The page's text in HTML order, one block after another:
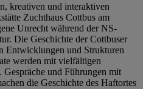
kreativen und interaktiven
Zuchthaus Cottbus am
Unrecht während der NS-
Die Geschichte der Cottbuser
Entwicklungen und Strukturen
werden mit vielfältigen
und Führungen mit
die Geschichte des Haftortes